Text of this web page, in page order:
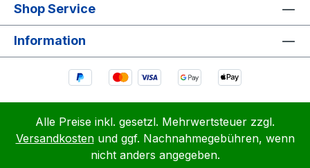
Shop Service
Information
Alle Preise inkl. gesetzl. Mehrwertsteuer zzgl.
Versandkostenund ggf. Nachnahmegebühren, wenn
nicht anders angegeben.